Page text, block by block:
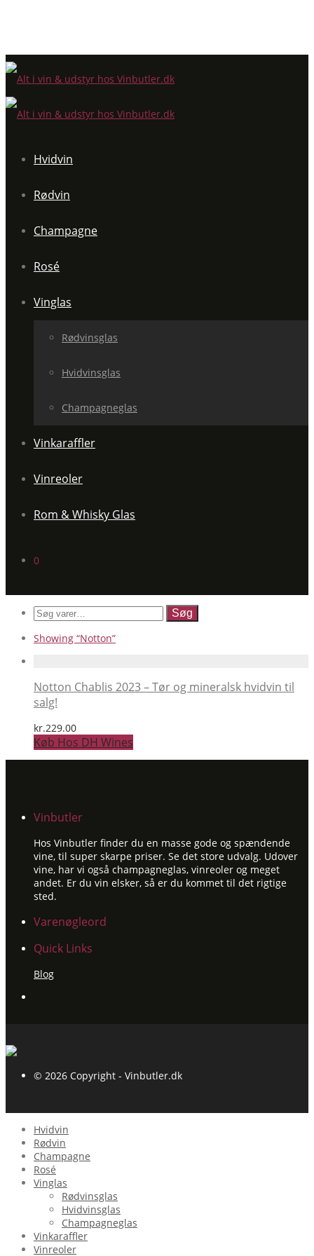
Hvidvin
Rødvin
Champagne
Rosé
Vinglas
Rødvinsglas
Hvidvinsglas
Champagneglas
Vinkaraffler
Vinreoler
Rom & Whisky Glas
0
Søg
efter:
Showing “Notton”
Notton Chablis 2023 – Tør og mineralsk hvidvin til
salg!
kr.229.00
Køb Hos DH Wines
Vinbutler
Hos Vinbutler finder du en masse gode og spændende
vine, til super skarpe priser. Se det store udvalg. Udover
vine, har vi også champagneglas, vinreoler og meget
andet. Er du vin elsker, så er du kommet til det rigtige
sted.
Varenøgleord
Quick Links
Blog
© 2026 Copyright - Vinbutler.dk
Hvidvin
Rødvin
Champagne
Rosé
Vinglas
Rødvinsglas
Hvidvinsglas
Champagneglas
Vinkaraffler
Vinreoler